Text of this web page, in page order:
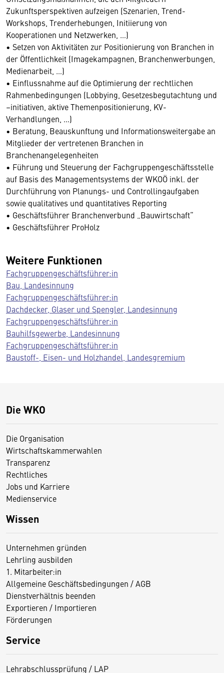
Zukunftsperspektiven aufzeigen (Szenarien, Trend-
Workshops, Trenderhebungen, Initiierung von
Kooperationen und Netzwerken, …)
• Setzen von Aktivitäten zur Positionierung von Branchen in
der Öffentlichkeit (Imagekampagnen, Branchenwerbungen,
Medienarbeit, …)
• Einflussnahme auf die Optimierung der rechtlichen
Rahmenbedingungen (Lobbying, Gesetzesbegutachtung und
–initiativen, aktive Themenpositionierung, KV-
Verhandlungen, ...)
• Beratung, Beauskunftung und Informationsweitergabe an
Mitglieder der vertretenen Branchen in
Branchenangelegenheiten
• Führung und Steuerung der Fachgruppengeschäftsstelle
auf Basis des Managementsystems der WKOÖ inkl. der
Durchführung von Planungs- und Controllingaufgaben
sowie qualitatives und quantitatives Reporting
• Geschäftsführer Branchenverbund „Bauwirtschaft“
• Geschäftsführer ProHolz
Weitere Funktionen
Fachgruppengeschäftsführer:in
Bau, Landesinnung
Fachgruppengeschäftsführer:in
Dachdecker, Glaser und Spengler, Landesinnung
Fachgruppengeschäftsführer:in
Bauhilfsgewerbe, Landesinnung
Fachgruppengeschäftsführer:in
Baustoff-, Eisen- und Holzhandel, Landesgremium
Die WKO
Die Organisation
Wirtschaftskammerwahlen
Transparenz
Rechtliches
Jobs und Karriere
Medienservice
Wissen
Unternehmen gründen
Lehrling ausbilden
1. Mitarbeiter:in
Allgemeine Geschäftsbedingungen / AGB
Dienstverhältnis beenden
Exportieren / Importieren
Förderungen
Service
Lehrabschlussprüfung / LAP